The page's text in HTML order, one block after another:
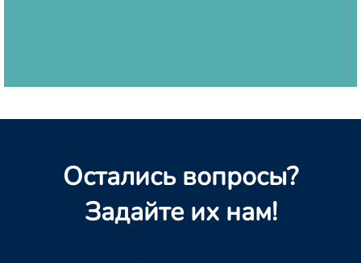
Остались вопросы?
Задайте их нам!